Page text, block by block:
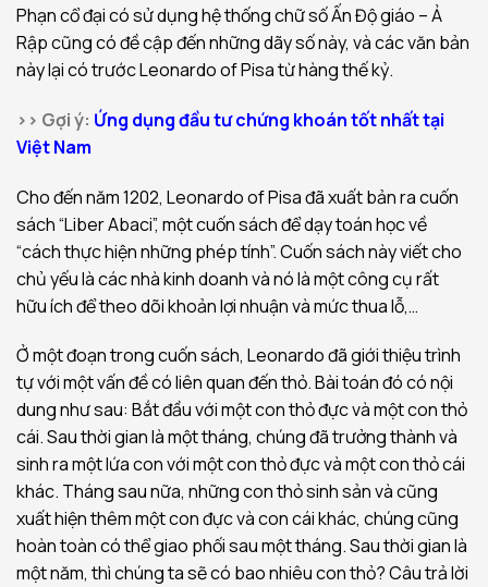
Phạn cổ đại có sử dụng hệ thống chữ số Ấn Độ giáo – Ả
Rập cũng có đề cập đến những dãy số này, và các văn bản
này lại có trước Leonardo of Pisa từ hàng thế kỷ.
>> Gợi ý: Ứng dụng đầu tư chứng khoán tốt nhất tại
Việt Nam
Cho đến năm 1202, Leonardo of Pisa đã xuất bản ra cuốn
sách “Liber Abaci”, một cuốn sách để dạy toán học về
“cách thực hiện những phép tính”. Cuốn sách này viết cho
chủ yếu là các nhà kinh doanh và nó là một công cụ rất
hữu ích để theo dõi khoản lợi nhuận và mức thua lỗ,…
Ở một đoạn trong cuốn sách, Leonardo đã giới thiệu trình
tự với một vấn đề có liên quan đến thỏ. Bài toán đó có nội
dung như sau: Bắt đầu với một con thỏ đực và một con thỏ
cái. Sau thời gian là một tháng, chúng đã trưởng thành và
sinh ra một lứa con với một con thỏ đực và một con thỏ cái
khác. Tháng sau nữa, những con thỏ sinh sản và cũng
xuất hiện thêm một con đực và con cái khác, chúng cũng
hoàn toàn có thể giao phối sau một tháng. Sau thời gian là
một năm, thì chúng ta sẽ có bao nhiêu con thỏ? Câu trả lời